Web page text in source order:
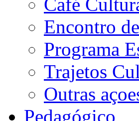
Café
Encontro
Programa
Trajetos
Outras
Pedagógico